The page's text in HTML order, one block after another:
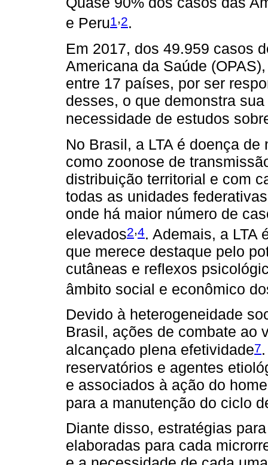
e Peru1 ,2.
Em 2017, dos 49.959 casos
Americana da Saúde
entre 17 países, por ser
desses, o que demonstra
necessidade de estudos
No Brasil, a LTA é doença
como zoonose de
distribuição territorial e com
todas as unidades
onde há maior número de
elevados2 4. Ademais, a LTA
que merece destaque pelo
cutâneas e reflexos
âmbito social e econômico
Devido à heterogeneidade
Brasil, ações de combate ao
alcançado plena efetividade7
reservatórios e agentes
e associados à ação do
para a manutenção do ciclo
Diante disso, estratégias
elaboradas para cada